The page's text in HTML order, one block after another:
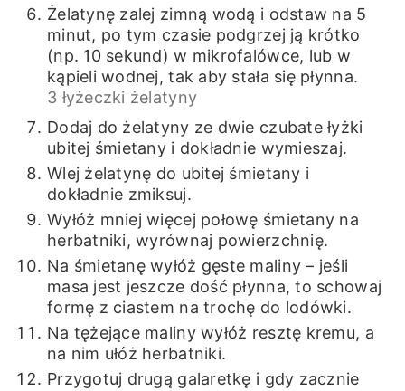
Żelatynę zalej zimną wodą i odstaw na 5
minut, po tym czasie podgrzej ją krótko
(np. 10 sekund) w mikrofalówce, lub w
kąpieli wodnej, tak aby stała się płynna.
3 łyżeczki żelatyny
Dodaj do żelatyny ze dwie czubate łyżki
ubitej śmietany i dokładnie wymieszaj.
Wlej żelatynę do ubitej śmietany i
dokładnie zmiksuj.
Wyłóż mniej więcej połowę śmietany na
herbatniki, wyrównaj powierzchnię.
Na śmietanę wyłóż gęste maliny – jeśli
masa jest jeszcze dość płynna, to schowaj
formę z ciastem na trochę do lodówki.
Na tężejące maliny wyłóż resztę kremu, a
na nim ułóż herbatniki.
Przygotuj drugą galaretkę i gdy zacznie